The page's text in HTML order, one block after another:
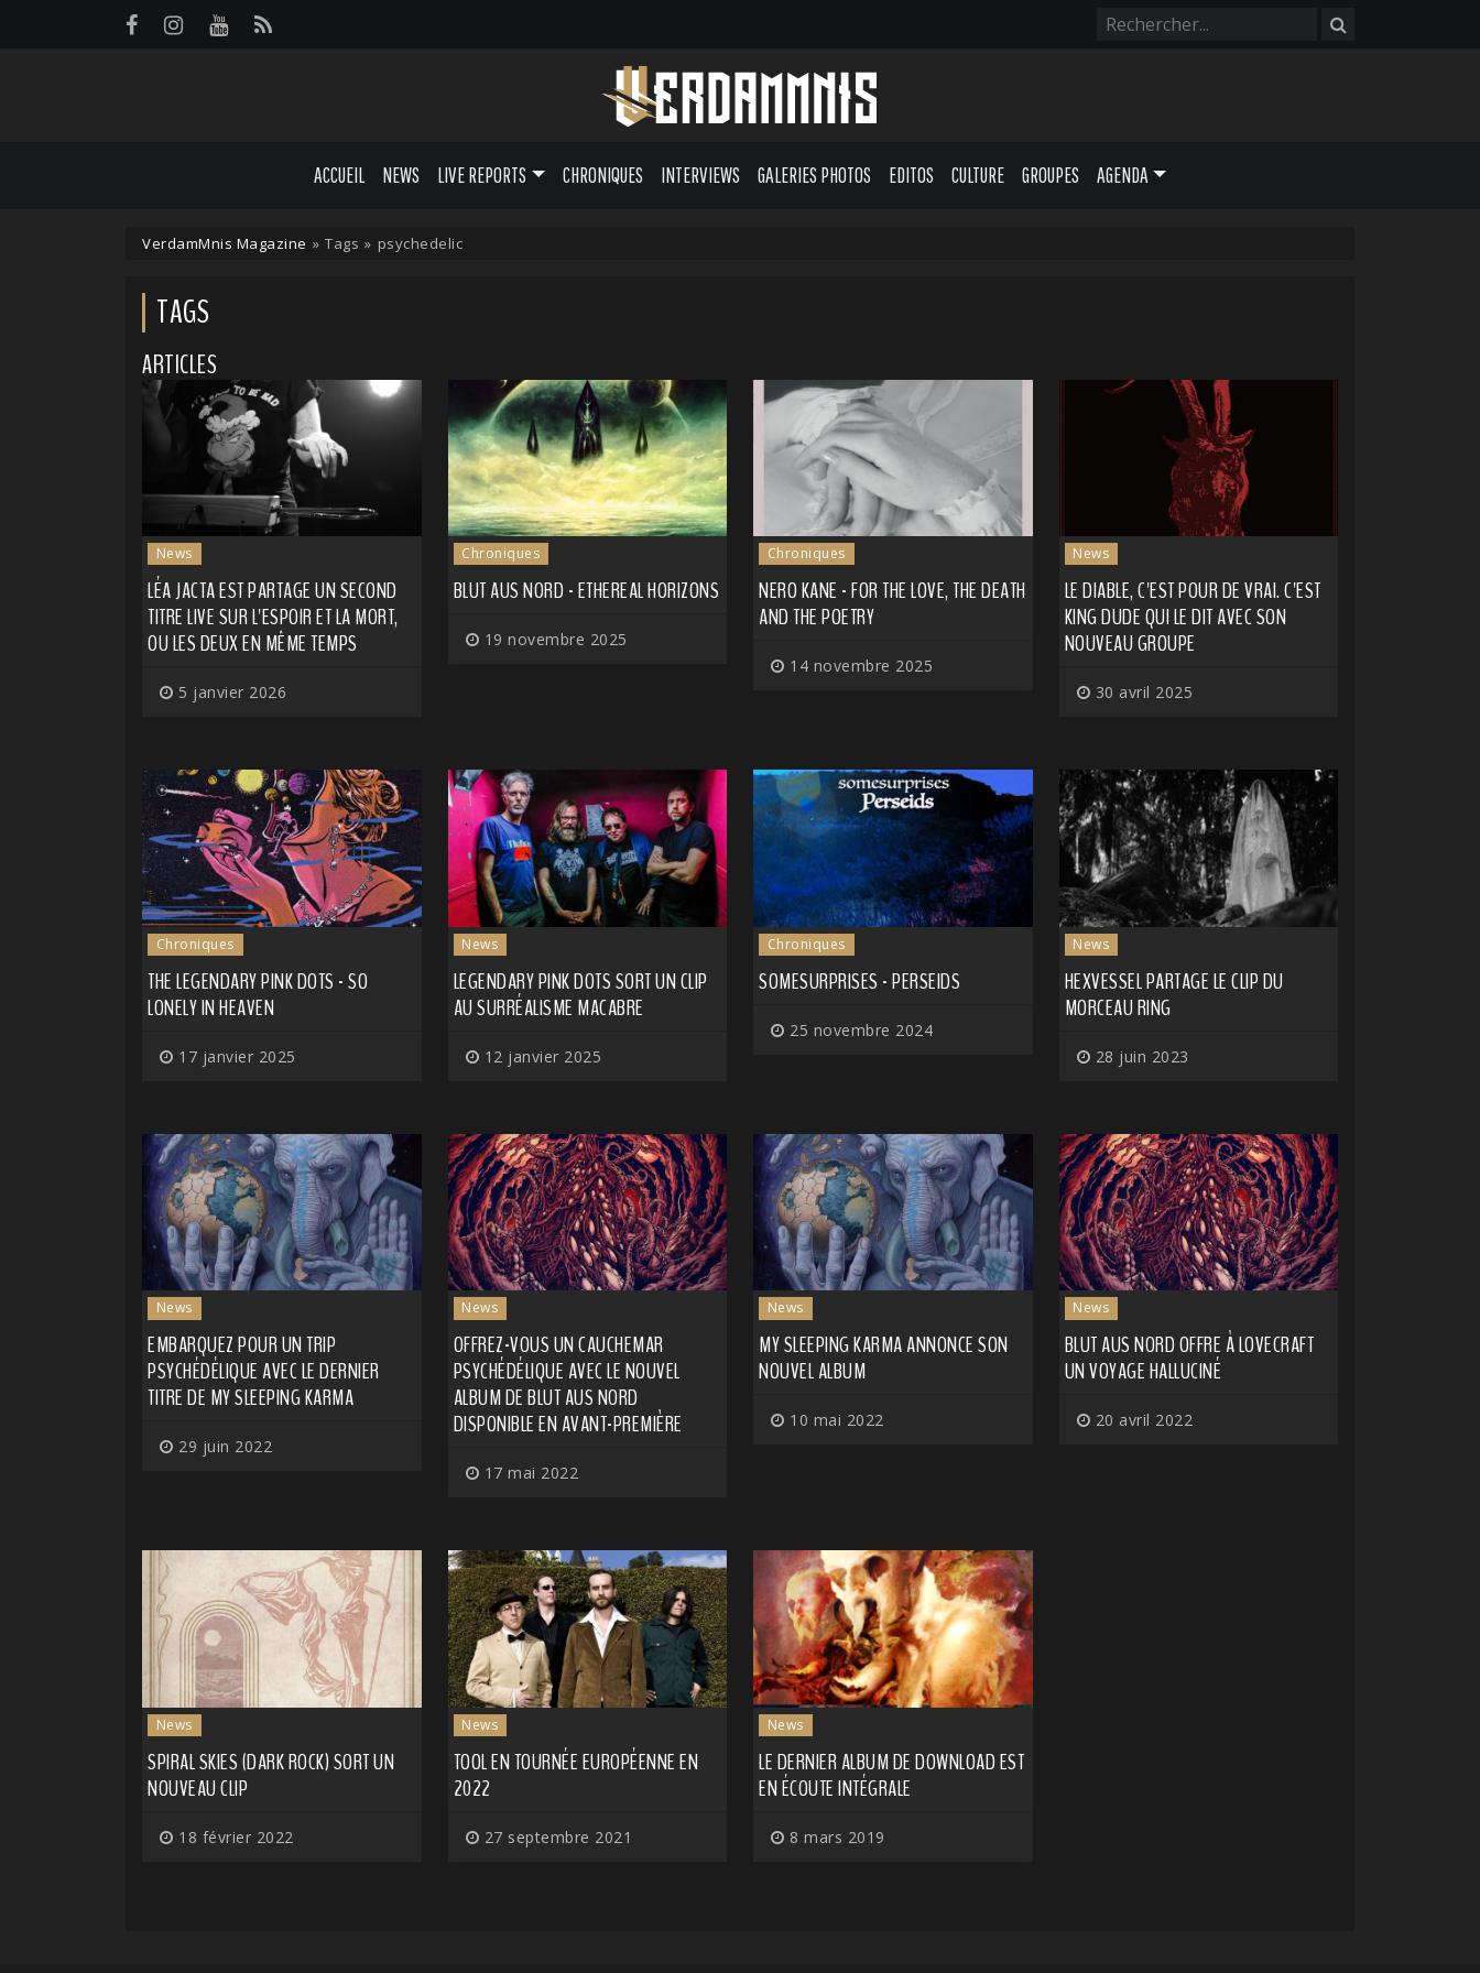
ACCUEIL NEWS LIVE REPORTS CHRONIQUES INTERVIEWS GALERIES PHOTOS EDITOS CULTURE GROUPES AGENDA
VerdamMnis Magazine » Tags » psychedelic
TAGS
ARTICLES
News
LÉA JACTA EST PARTAGE UN SECOND
TITRE LIVE SUR L'ESPOIR ET LA MORT,
OU LES DEUX EN MÊME TEMPS
5 janvier 2026
Chroniques
BLUT AUS NORD - ETHEREAL HORIZONS
19 novembre 2025
Chroniques
NERO KANE - FOR THE LOVE, THE DEATH
AND THE POETRY
14 novembre 2025
News
LE DIABLE, C'EST POUR DE VRAI. C'EST
KING DUDE QUI LE DIT AVEC SON
NOUVEAU GROUPE
30 avril 2025
Chroniques
THE LEGENDARY PINK DOTS - SO
LONELY IN HEAVEN
17 janvier 2025
News
LEGENDARY PINK DOTS SORT UN CLIP
AU SURRÉALISME MACABRE
12 janvier 2025
Chroniques
SOMESURPRISES - PERSEIDS
25 novembre 2024
News
HEXVESSEL PARTAGE LE CLIP DU
MORCEAU RING
28 juin 2023
News
EMBARQUEZ POUR UN TRIP
PSYCHÉDÉLIQUE AVEC LE DERNIER
TITRE DE MY SLEEPING KARMA
29 juin 2022
News
OFFREZ-VOUS UN CAUCHEMAR
PSYCHÉDÉLIQUE AVEC LE NOUVEL
ALBUM DE BLUT AUS NORD
DISPONIBLE EN AVANT-PREMIÈRE
17 mai 2022
News
MY SLEEPING KARMA ANNONCE SON
NOUVEL ALBUM
10 mai 2022
News
BLUT AUS NORD OFFRE À LOVECRAFT
UN VOYAGE HALLUCINÉ
20 avril 2022
News
SPIRAL SKIES (DARK ROCK) SORT UN
NOUVEAU CLIP
18 février 2022
News
TOOL EN TOURNÉE EUROPÉENNE EN
2022
27 septembre 2021
News
LE DERNIER ALBUM DE DOWNLOAD EST
EN ÉCOUTE INTÉGRALE
8 mars 2019
Panneau de gestion des cookies